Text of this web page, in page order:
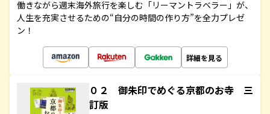
働きながら週末海外旅行を楽しむ「リーマントラベラー」が、
人生を充実させるための“自分の時間の作り方”を全力プレゼ
ン！
詳細を見る
０２ 御朱印でめぐる京都のお寺 三
訂版